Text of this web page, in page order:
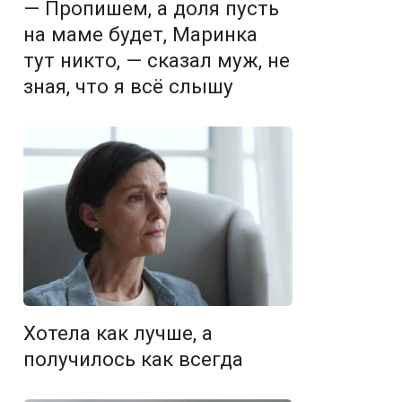
— Пропишем, а доля пусть
на маме будет, Маринка
тут никто, — сказал муж, не
зная, что я всё слышу
Хотела как лучше, а
получилось как всегда